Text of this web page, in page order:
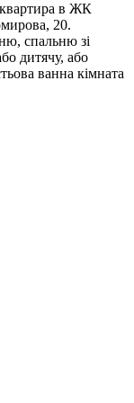
в ЖК
20.
спальню зі
дитячу, або
ванна кімната